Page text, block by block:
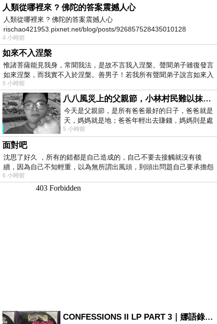
人類從哪裡來 ? 佛陀的答案震撼人心
人類從哪裡來 ? 佛陀的答案震撼人心
rischao421953.pixnet.net/blog/posts/926857528435010128
4 小時前
如來不入涅槃
惟諸菩薩能見我身，常聞我法，是故不言我入涅槃。聲聞弟子雖復發言
如來涅槃，而我實不入於涅槃。善男子！若我所有聲聞弟子說言如來入
5 小時前
八八風災上的父親節，小林村民難以抹滅的痛
今天是父親節，是所有爸爸最好的日子，爸爸就是
天，媽媽就是地；爸爸年輕出去賺錢，媽媽則是處
理家務，職業不分高低貴賤，只有人品才
5 小時前
面對吧
沈思了好久 ，所有的錯都是自己造成的，自己不要去接觸就沒有後
續，因為自己不知輕重，以為無所謂出風頭，到頭出問題自己要承擔怨
不
6 小時前
CONFESSIONS II LP PART 3｜娜語錄II LP PART 3